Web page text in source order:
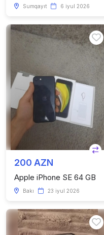
Sumqayıt 6 iyul 2026
200 AZN
Apple iPhone SE 64 GB
Bakı 23 iyul 2026